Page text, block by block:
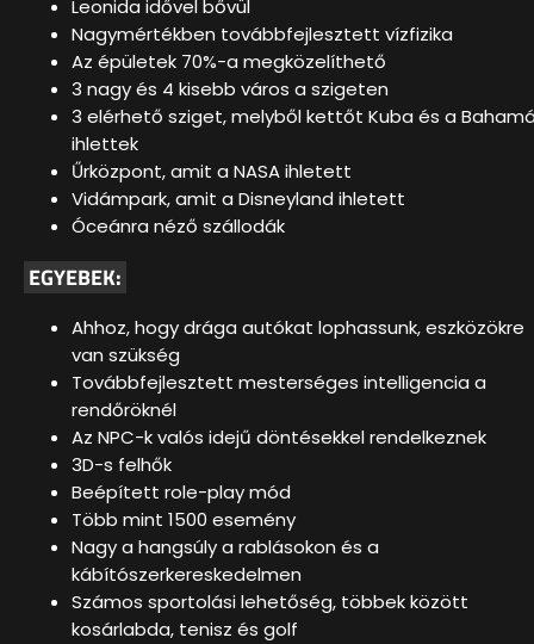
Leonida idővel bővül
Nagymértékben továbbfejlesztett vízfizika
Az épületek 70%-a megközelíthető
3 nagy és 4 kisebb város a szigeten
3 elérhető sziget, melyből kettőt Kuba és a
ihlettek
Űrközpont, amit a NASA ihletett
Vidámpark, amit a Disneyland ihletett
Óceánra néző szállodák
EGYEBEK:
Ahhoz, hogy drága autókat lophassunk, eszközökre
van szükség
Továbbfejlesztett mesterséges intelligencia a
rendőröknél
Az NPC-k valós idejű döntésekkel rendelkeznek
3D-s felhők
Beépített role-play mód
Több mint 1500 esemény
Nagy a hangsúly a rablásokon és a
kábítószerkereskedelmen
Számos sportolási lehetőség, többek között
kosárlabda, tenisz és golf